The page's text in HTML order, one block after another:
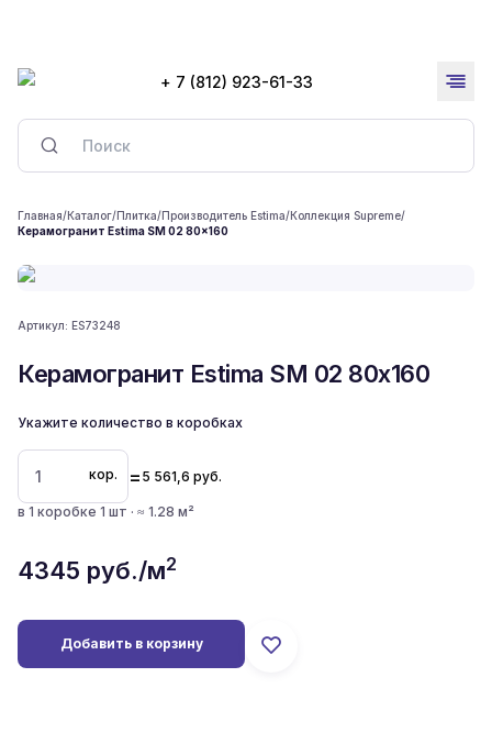
+ 7 (812) 923-61-33
Главная/Каталог/Плитка/Производитель Estima/Коллекция Supreme/
Керамогранит Estima SM 02 80x160
Артикул: ES73248
Керамогранит Estima SM 02 80x160
Укажите количество в коробках
кор. = 5 561,6 руб.
в 1 коробке 1 шт · ≈ 1.28 м²
4345 руб./м2
Добавить в корзину